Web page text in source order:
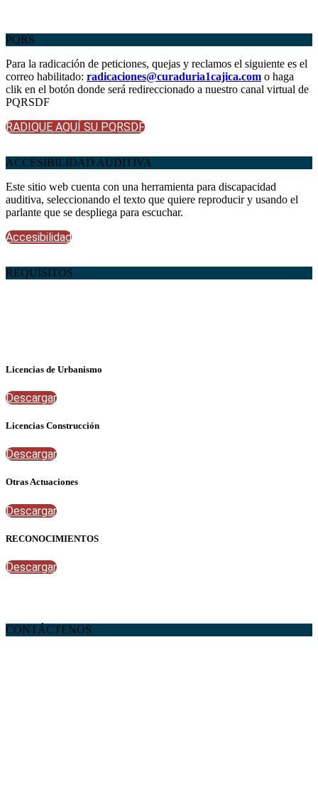
PQRS
Para la radicación de peticiones, quejas y reclamos el siguiente es el
correo habilitado: radicaciones@curaduria1cajica.com o haga
clik en el botón donde será redireccionado a nuestro canal virtual de
PQRSDF
RADIQUE AQUÍ SU PQRSDF
ACCESIBILIDAD AUDITIVA
Este sitio web cuenta con una herramienta para discapacidad
auditiva, seleccionando el texto que quiere reproducir y usando el
parlante que se despliega para escuchar.
Accesibilidad
REQUISITOS
Licencias de Urbanismo
Descargar
Licencias Construcción
Descargar
Otras Actuaciones
Descargar
RECONOCIMIENTOS
Descargar
CONTÁCTENOS